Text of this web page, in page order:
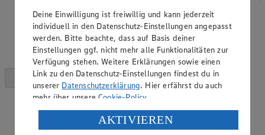
Deine Einwilligung ist freiwillig und kann jederzeit
individuell in den Datenschutz-Einstellungen angepasst
werden. Bitte beachte, dass auf Basis deiner
Einstellungen ggf. nicht mehr alle Funktionalitäten zur
Verfügung stehen. Weitere Erklärungen sowie einen
Link zu den Datenschutz-Einstellungen findest du in
unserer Datenschutzerklärung. Hier erfährst du auch
mehr über unsereCookie-Policy.
Verarbeitung deiner personenbezogenen Daten in den
USA durch Facebook und YouTube:
AKTIVIEREN